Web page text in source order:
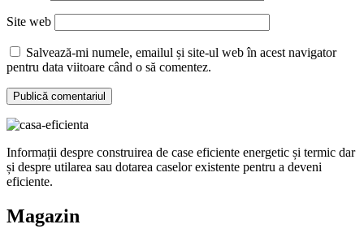
Site web
Salvează-mi numele, emailul și site-ul web în acest navigator
pentru data viitoare când o să comentez.
Informații despre construirea de case eficiente energetic și termic dar
și despre utilarea sau dotarea caselor existente pentru a deveni
eficiente.
Magazin